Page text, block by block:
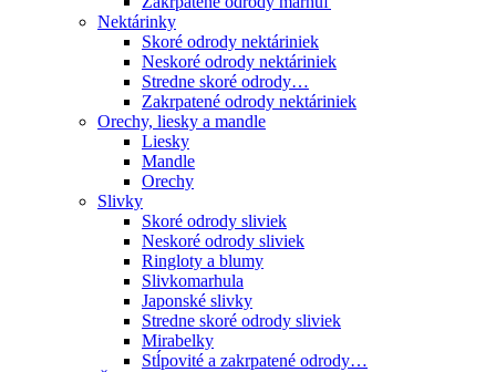
Nektárinky
Skoré odrody nektáriniek
Neskoré odrody nektáriniek
Stredne skoré odrody…
Zakrpatené odrody nektáriniek
Orechy, liesky a mandle
Liesky
Mandle
Orechy
Slivky
Skoré odrody sliviek
Neskoré odrody sliviek
Ringloty a blumy
Slivkomarhula
Japonské slivky
Stredne skoré odrody sliviek
Mirabelky
Stĺpovité a zakrpatené odrody…